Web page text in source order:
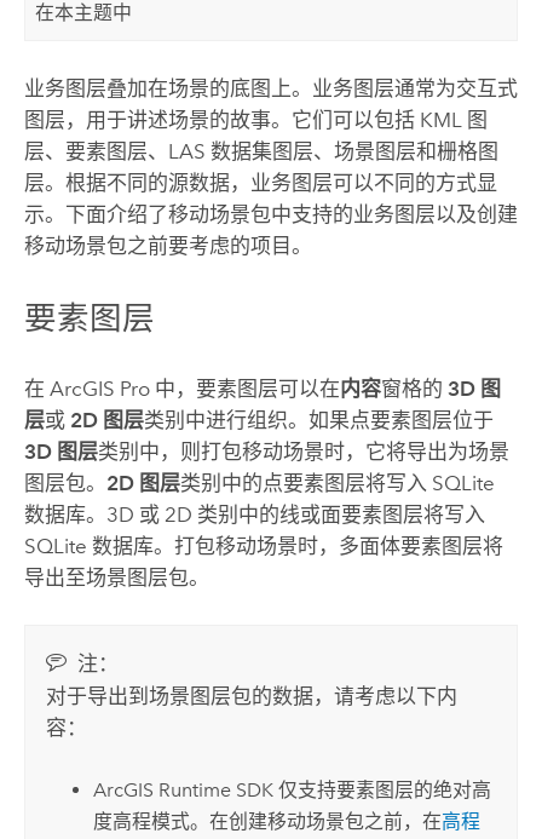
在本主题中
业务图层叠加在场景的底图上。业务图层通常为交互式
图层，用于讲述场景的故事。它们可以包括 KML 图
层、要素图层、LAS 数据集图层、场景图层和栅格图
层。根据不同的源数据，业务图层可以不同的方式显
示。下面介绍了移动场景包中支持的业务图层以及创建
移动场景包之前要考虑的项目。
要素图层
在 ArcGIS Pro中，要素图层可以在内容窗格的 3D 图
层或 2D 图层类别中进行组织。如果点要素图层位于
3D 图层类别中，则打包移动场景时，它将导出为场景
图层包。 2D 图层类别中的点要素图层将写入 SQLite
数据库。3D 或 2D 类别中的线或面要素图层将写入
SQLite 数据库。打包移动场景时，多面体要素图层将
导出至场景图层包。
注：
对于导出到场景图层包的数据，请考虑以下内
容：
ArcGIS Runtime SDK仅支持要素图层的绝对高
度高程模式。在创建移动场景包之前，在高程